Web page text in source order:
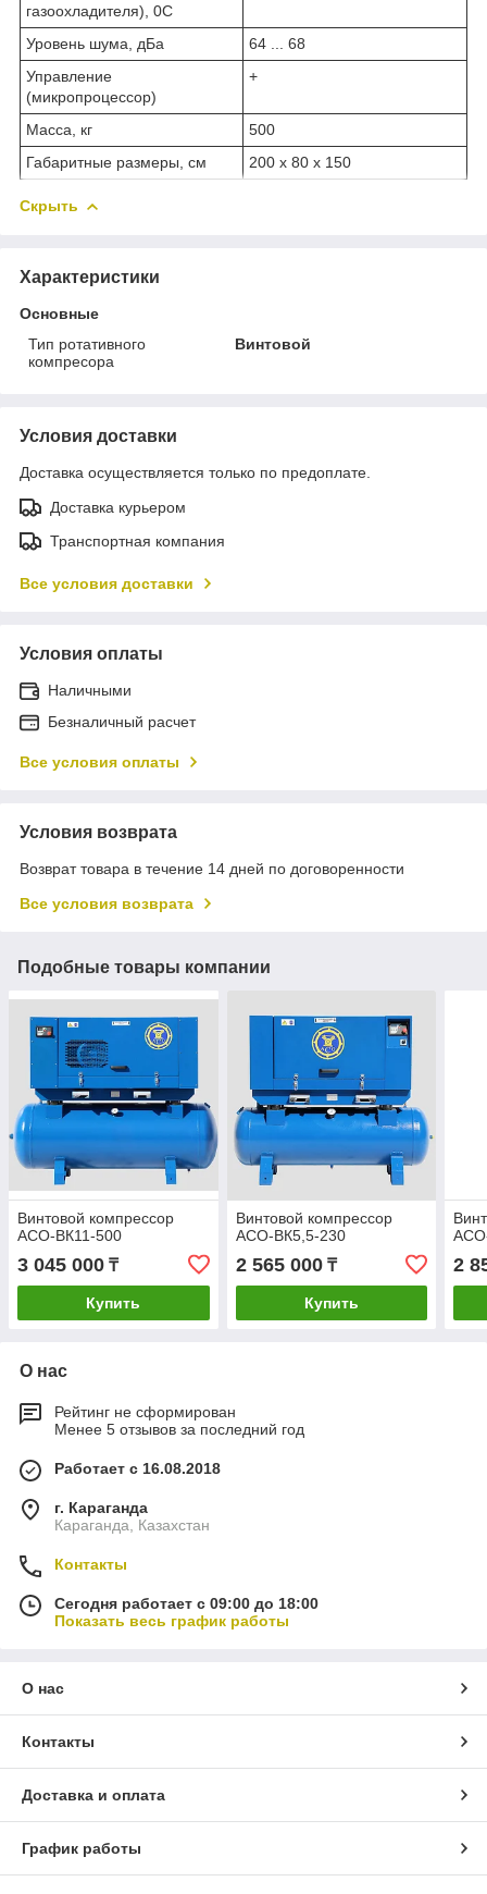
газоохладителя), 0С
Уровень шума, дБа
64 ... 68
Управление
(микропроцессор)
+
Масса, кг
500
Габаритные размеры, см
200 х 80 х 150
Скрыть
Характеристики
Основные
Тип ротативного
компресора
Винтовой
Условия доставки
Доставка осуществляется только по предоплате.
Доставка курьером
Транспортная компания
Все условия доставки
Условия оплаты
Наличными
Безналичный расчет
Все условия оплаты
Условия возврата
Возврат товара в течение 14 дней по договоренности
Все условия возврата
Подобные товары компании
Винтовой компрессор
АСО-ВК11-500
3 045 000 ₸
Купить
Винтовой компрессор
АСО-ВК5,5-230
2 565 000₸
Купить
2
О нас
Рейтинг не сформирован
Менее 5 отзывов за последний год
Работает с 16.08.2018
г. Караганда
Караганда, Казахстан
Контакты
Сегодня работает с 09:00 до 18:00
Показать весь график работы
О нас
Контакты
Доставка и оплата
График работы